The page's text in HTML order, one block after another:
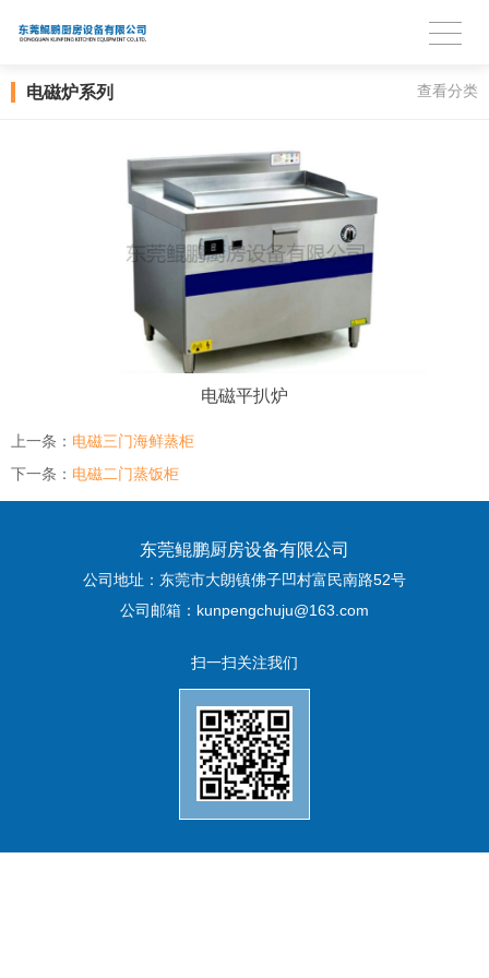
电磁炉系列 查看分类
电磁平扒炉
上一条： 电磁三门海鲜蒸柜
下一条： 电磁二门蒸饭柜
东莞鲲鹏厨房设备有限公司
公司地址：东莞市大朗镇佛子凹村富民南路52号
公司邮箱：kunpengchuju@163.com
扫一扫关注我们